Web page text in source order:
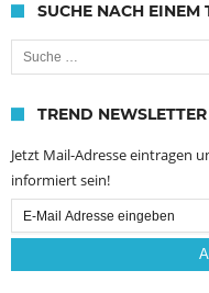
SUCHE NACH EINEM
Suche nach:
TREND
Jetzt Mail-Adresse eintragen
informiert sein!
Email
Subscription